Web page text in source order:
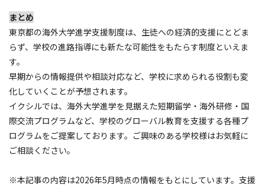
まとめ
東京都の海外大学進学支援制度は、生徒への経済的支援にとどま
らず、学校の進路指導にも新たな可能性をもたらす制度といえま
す。
早期からの情報提供や相談対応など、学校に求められる役割も変
化していくことが予想されます。
イクシルでは、海外大学進学を見据えた短期留学・海外研修・国
際交流プログラムなど、学校のグローバル教育を支援する各種プ
ログラムをご提案しております。ご興味のある学校様はお気軽に
ご相談ください。
※本記事の内容は2026年5月時点の情報をもとにしています。支援